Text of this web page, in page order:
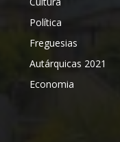
Política
Freguesias
Autárquicas 2021
Economia